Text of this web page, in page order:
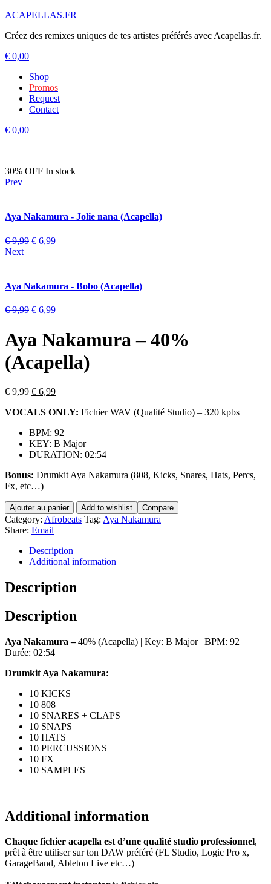
ACAPELLAS.FR
Créez des remixes uniques de tes artistes préférés avec Acapellas.fr.
€ 0,00
Shop
Promos
Request
Contact
€ 0,00
30% OFF In stock
Prev
Aya Nakamura - Jolie nana (Acapella)
€9,99 € 6,99
Next
Aya Nakamura - Bobo (Acapella)
€9,99 € 6,99
Aya Nakamura – 40%
(Acapella)
€9,99 € 6,99
VOCALS ONLY: Fichier WAV (Qualité Studio) – 320 kpbs
BPM: 92
KEY: B Major
DURATION: 02:54
Bonus: Drumkit Aya Nakamura (808, Kicks, Snares, Hats, Percs,
Fx, etc…)
Ajouter au panier Add to wishlist Compare
Category: Afrobeats Tag: Aya Nakamura
Share: Email
Description
Additional information
Description
Description
Aya Nakamura –40% (Acapella) | Key: B Major | BPM: 92 |
Durée: 02:54
Drumkit Aya Nakamura:
10 KICKS
10 808
10 SNARES + CLAPS
10 SNAPS
10 HATS
10 PERCUSSIONS
10 FX
10 SAMPLES
Additional information
Chaque fichier acapella est d’une qualité studio professionnel,
prêt à être utiliser sur ton DAW préféré (FL Studio, Logic Pro x,
GarageBand, Ableton Live etc…)